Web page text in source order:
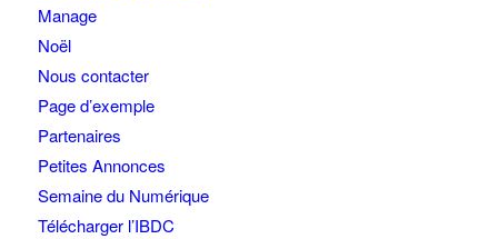
Manage
Noël
Nous contacter
Page d’exemple
Partenaires
Petites Annonces
Semaine du Numérique
Télécharger l’IBDC